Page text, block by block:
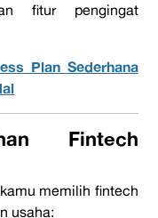
fitur pengingat
Plan Sederhana
Fintech
memilih fintech
usaha: